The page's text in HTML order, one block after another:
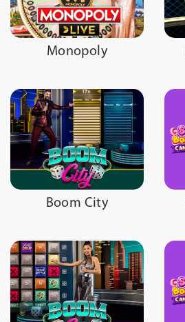
Monopoly
Boom City